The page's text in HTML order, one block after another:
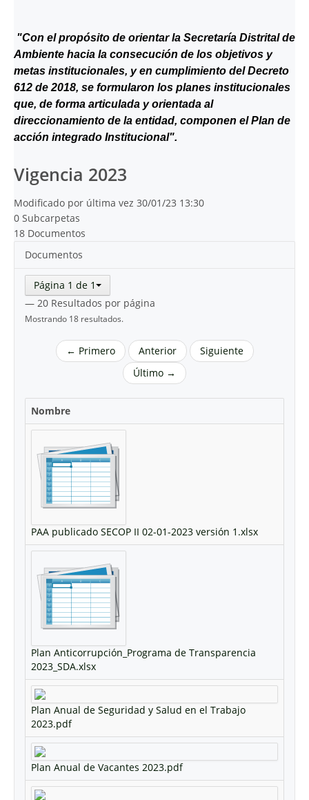
"Con el propósito de orientar la Secretaría Distrital de
Ambiente hacia la consecución de los objetivos y
metas institucionales, y en cumplimiento del Decreto
612 de 2018, se formularon los planes institucionales
que, de forma articulada y orientada al
direccionamiento de la entidad, componen el Plan de
acción integrado Institucional".
Vigencia 2023
Modificado por última vez 30/01/23 13:30
0 Subcarpetas
18 Documentos
Documentos
Página 1 de 1
— 20 Resultados por página
Mostrando 18 resultados.
← Primero Anterior
Siguiente
Último →
Nombre
PAA publicado SECOP II 02-01-2023 versión 1.xlsx
Plan Anticorrupción_Programa de Transparencia
2023_SDA.xlsx
Plan Anual de Seguridad y Salud en el Trabajo
2023.pdf
Plan Anual de Vacantes 2023.pdf